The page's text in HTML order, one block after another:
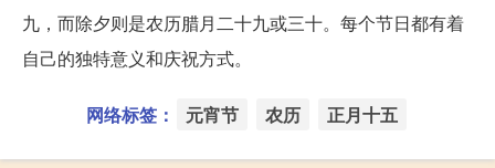
九，而除夕则是农历腊月二十九或三十。每个节日都有着
自己的独特意义和庆祝方式。
网络标签： 元宵节 农历 正月十五